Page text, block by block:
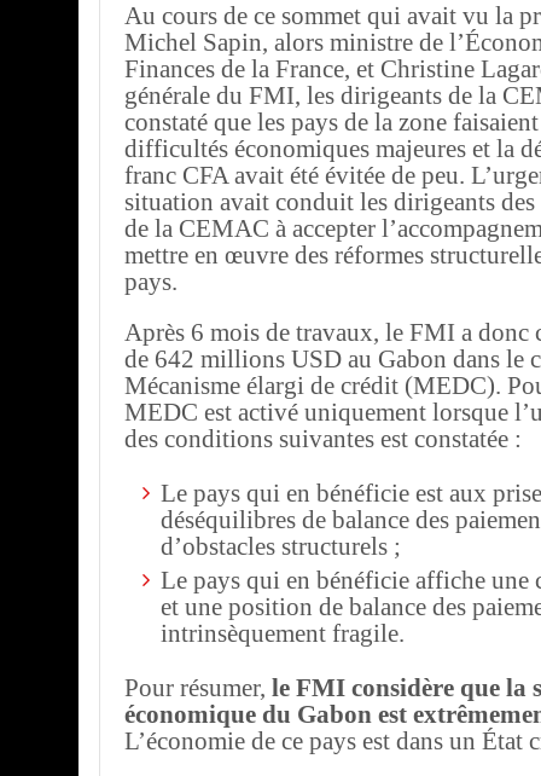
Au cours de ce sommet qui avait vu la
Michel Sapin, alors ministre de
Finances de la France, et Christine
générale du FMI, les dirigeants de la
constaté que les pays de la zone
difficultés économiques majeures et la
franc CFA avait été évitée de peu.
situation avait conduit les dirigeants des
de la CEMAC à accepter
mettre en œuvre des réformes
pays.
Après 6 mois de travaux, le FMI a donc
de 642 millions USD au Gabon dans le
Mécanisme élargi de crédit (MEDC).
MEDC est activé uniquement lorsque
des conditions suivantes est constatée :
Le pays qui en bénéficie est aux
déséquilibres de balance des
d’obstacles structurels ;
Le pays qui en bénéficie affiche une
et une position de balance des
intrinsèquement fragile.
Pour résumer, le FMI considère que la
économique du Gabon est
L’économie de ce pays est dans un État